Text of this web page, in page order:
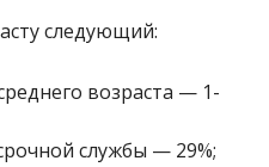
следующий:
возраста — 1-
службы — 29%;